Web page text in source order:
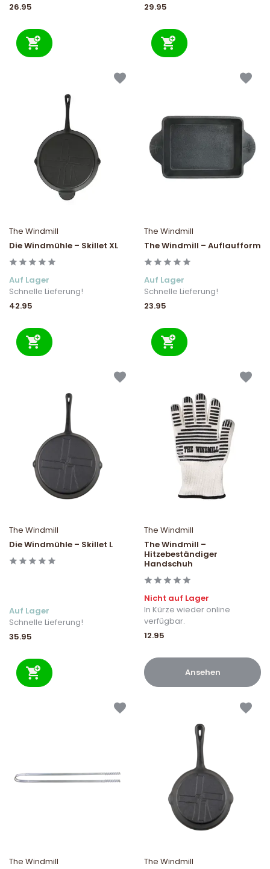
26.95
29.95
The Windmill
Die Windmühle – Skillet XL
Auf Lager
Schnelle Lieferung!
42.95
The Windmill
The Windmill – Auflaufform
Auf Lager
Schnelle Lieferung!
23.95
The Windmill
Die Windmühle – Skillet L
Auf Lager
Schnelle Lieferung!
35.95
The Windmill
The Windmill –
Hitzebeständiger
Handschuh
Nicht auf Lager
In Kürze wieder online
verfügbar.
12.95
Ansehen
The Windmill
The Windmill